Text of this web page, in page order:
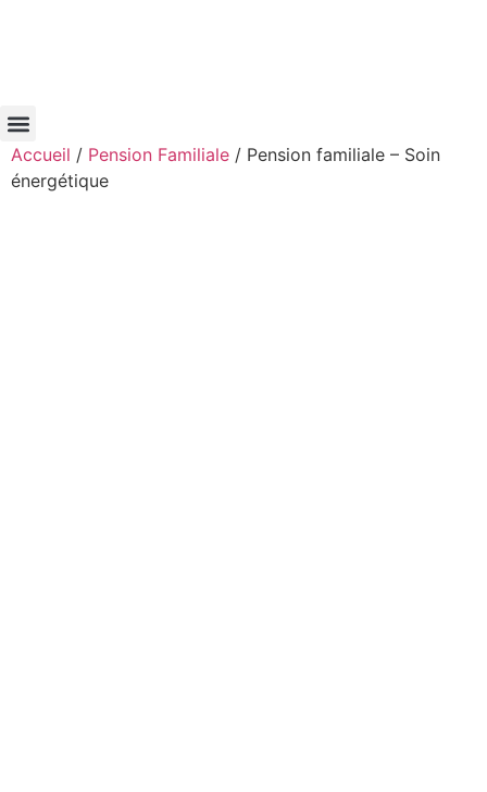
Accueil / Pension Familiale / Pension familiale – Soin
énergétique